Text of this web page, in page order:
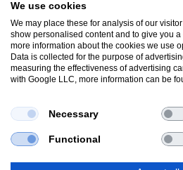
Facebook
Instagram
UNSERE BELIEBTESTEN
Gewindefahrwerke
Endschalldämpfer Bremsscheiben
We use cookies
We may place these for analysis of our
show personalised content and to give you
more information about the cookies we use
Data is collected for the purpose of
measuring the effectiveness of advertising
with Google LLC, more information can be
Necessary
Functional